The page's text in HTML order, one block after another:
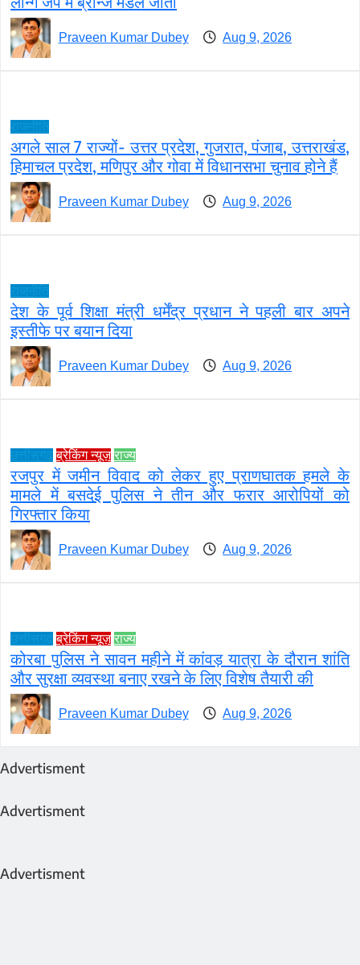
Praveen Kumar Dubey Aug 9, 2026
अगले साल 7 राज्यों- उत्तर प्रदेश, गुजरात, पंजाब, उत्तराखंड,
हिमाचल प्रदेश, मणिपुर और गोवा में विधानसभा चुनाव होने हैं
Praveen Kumar Dubey Aug 9, 2026
देश के पूर्व शिक्षा मंत्री धर्मेंद्र प्रधान ने पहली बार अपने
इस्तीफे पर बयान दिया
Praveen Kumar Dubey Aug 9, 2026
ब्रेकिंग न्यूज़ राज्य
रजपुर में जमीन विवाद को लेकर हुए प्राणघातक हमले के
मामले में बसदेई पुलिस ने तीन और फरार आरोपियों को
गिरफ्तार किया
Praveen Kumar Dubey Aug 9, 2026
ब्रेकिंग न्यूज़ राज्य
कोरबा पुलिस ने सावन महीने में कांवड़ यात्रा के दौरान शांति
और सुरक्षा व्यवस्था बनाए रखने के लिए विशेष तैयारी की
Praveen Kumar Dubey Aug 9, 2026
Advertisment
Advertisment
Advertisment